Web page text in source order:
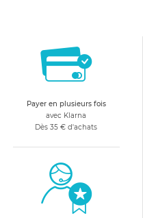
Payer en plusieurs fois
avec Klarna
Dès 35 € d'achats